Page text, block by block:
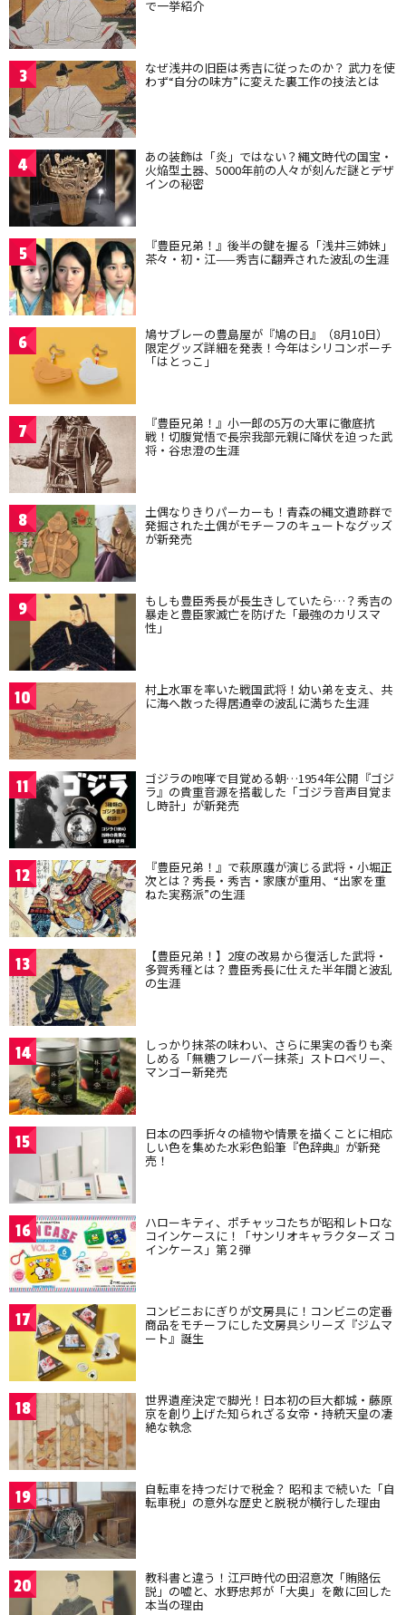
で一挙紹介
3 なぜ浅井の旧臣は秀吉に従ったのか？ 武力を使
わず“自分の味方”に変えた裏工作の技法とは
4 あの装飾は「炎」ではない？縄文時代の国宝・
火焔型土器、5000年前の人々が刻んだ謎とデザ
インの秘密
5 『豊臣兄弟！』後半の鍵を握る「浅井三姉妹」
茶々・初・江——秀吉に翻弄された波乱の生涯
6 鳩サブレーの豊島屋が『鳩の日』（8月10日）
限定グッズ詳細を発表！今年はシリコンポーチ
「はとっこ」
7 『豊臣兄弟！』小一郎の5万の大軍に徹底抗
戦！切腹覚悟で長宗我部元親に降伏を迫った武
将・谷忠澄の生涯
8 土偶なりきりパーカーも！青森の縄文遺跡群で
発掘された土偶がモチーフのキュートなグッズ
が新発売
9 もしも豊臣秀長が長生きしていたら…？秀吉の
暴走と豊臣家滅亡を防げた「最強のカリスマ
性」
10 村上水軍を率いた戦国武将！幼い弟を支え、共
に海へ散った得居通幸の波乱に満ちた生涯
11 ゴジラの咆哮で目覚める朝…1954年公開『ゴジ
ラ』の貴重音源を搭載した「ゴジラ音声目覚ま
し時計」が新発売
12 『豊臣兄弟！』で萩原護が演じる武将・小堀正
次とは？秀長・秀吉・家康が重用、“出家を重
ねた実務派”の生涯
13 【豊臣兄弟！】2度の改易から復活した武将・
多賀秀種とは？豊臣秀長に仕えた半年間と波乱
の生涯
14 しっかり抹茶の味わい、さらに果実の香りも楽
しめる「無糖フレーバー抹茶」ストロベリー、
マンゴー新発売
15 日本の四季折々の植物や情景を描くことに相応
しい色を集めた水彩色鉛筆『色辞典』が新発
売！
16 ハローキティ、ポチャッコたちが昭和レトロな
コインケースに！「サンリオキャラクターズ コ
インケース」第２弾
17 コンビニおにぎりが文房具に！コンビニの定番
商品をモチーフにした文房具シリーズ『ジムマ
ート』誕生
18 世界遺産決定で脚光！日本初の巨大都城・藤原
京を創り上げた知られざる女帝・持統天皇の凄
絶な執念
19 自転車を持つだけで税金？ 昭和まで続いた「自
転車税」の意外な歴史と脱税が横行した理由
20 教科書と違う！江戸時代の田沼意次「賄賂伝
説」の嘘と、水野忠邦が「大奥」を敵に回した
本当の理由